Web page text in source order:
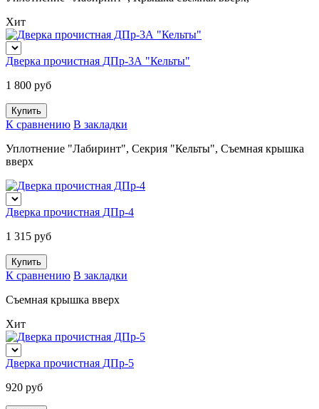
Хит
Дверка прочистная ДПр-3А "Кельты"
1 800 руб
К сравнению В закладки
Уплотнение "Лабиринт", Секрия "Кельты", Съемная крышка
вверх
Дверка прочистная ДПр-4
1 315 руб
К сравнению В закладки
Съемная крышка вверх
Хит
Дверка прочистная ДПр-5
920 руб